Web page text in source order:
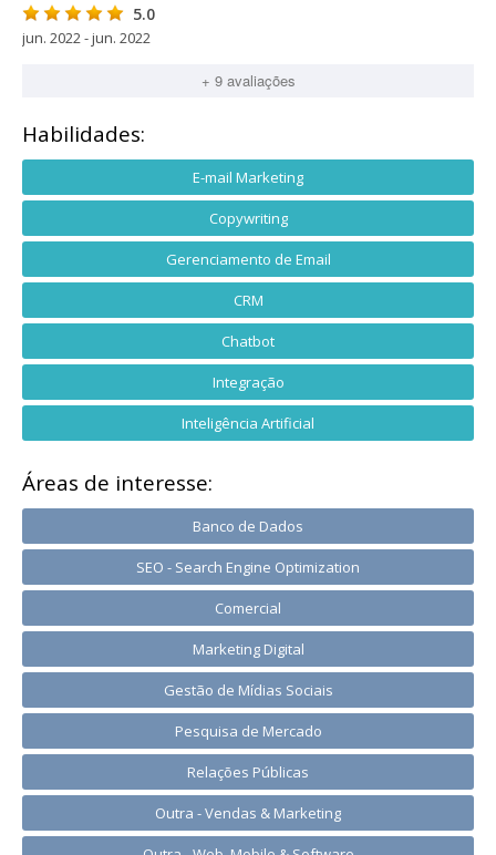
5.0
jun. 2022 - jun. 2022
+ 9 avaliações
Habilidades:
E-mail Marketing
Copywriting
Gerenciamento de Email
CRM
Chatbot
Integração
Inteligência Artificial
Áreas de interesse:
Banco de Dados
SEO - Search Engine Optimization
Comercial
Marketing Digital
Gestão de Mídias Sociais
Pesquisa de Mercado
Relações Públicas
Outra - Vendas & Marketing